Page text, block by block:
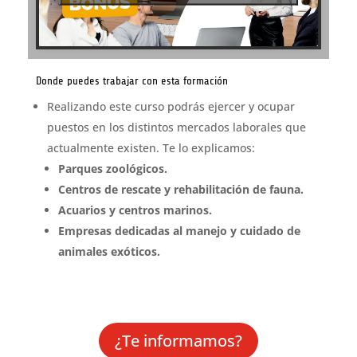
Donde puedes trabajar con esta formación
Realizando este curso podrás ejercer y ocupar
puestos en los distintos mercados laborales que
actualmente existen. Te lo explicamos:
Parques zoológicos.
Centros de rescate y rehabilitación de fauna.
Acuarios y centros marinos.
Empresas dedicadas al manejo y cuidado de
animales exóticos.
¿Te informamos?